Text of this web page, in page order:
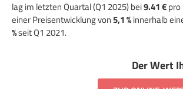
lag im letzten Quartal (Q1 2025) bei9.41 €pro
einer Preisentwicklung von5,1 %innerhalb
%seit Q1 2021.
Der Wert